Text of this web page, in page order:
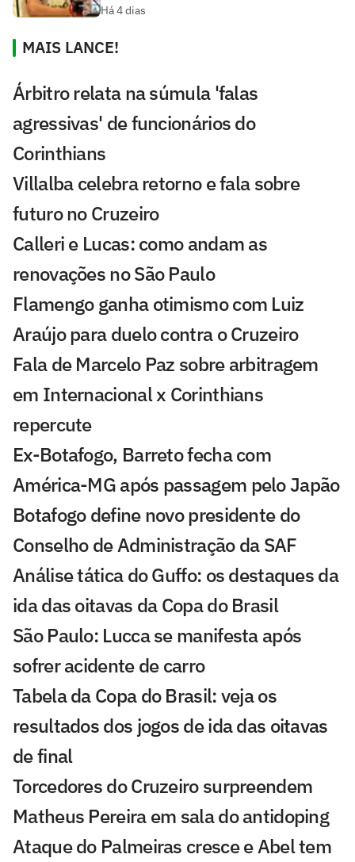
Há 4 dias
MAIS LANCE!
Árbitro relata na súmula 'falas
agressivas' de funcionários do
Corinthians
Villalba celebra retorno e fala sobre
futuro no Cruzeiro
Calleri e Lucas: como andam as
renovações no São Paulo
Flamengo ganha otimismo com Luiz
Araújo para duelo contra o Cruzeiro
Fala de Marcelo Paz sobre arbitragem
em Internacional x Corinthians
repercute
Ex-Botafogo, Barreto fecha com
América-MG após passagem pelo Japão
Botafogo define novo presidente do
Conselho de Administração da SAF
Análise tática do Guffo: os destaques da
ida das oitavas da Copa do Brasil
São Paulo: Lucca se manifesta após
sofrer acidente de carro
Tabela da Copa do Brasil: veja os
resultados dos jogos de ida das oitavas
de final
Torcedores do Cruzeiro surpreendem
Matheus Pereira em sala do antidoping
Ataque do Palmeiras cresce e Abel tem